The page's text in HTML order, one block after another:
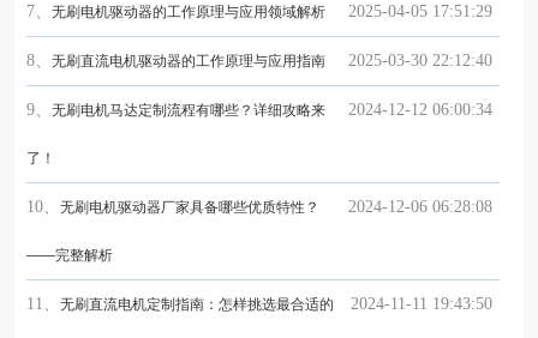
2025-04-05 17:51:29
7、 无刷电机驱动器的工作原理与应用领域解析
2025-03-30 22:12:40
8、 无刷直流电机驱动器的工作原理与应用指南
2024-12-12 06:00:34
9、 无刷电机马达定制流程有哪些？详细攻略来
了！
2024-12-06 06:28:08
10、 无刷电机驱动器厂家具备哪些优质特性？
——完整解析
2024-11-11 19:43:50
11、 无刷直流电机定制指南：怎样挑选最合适的